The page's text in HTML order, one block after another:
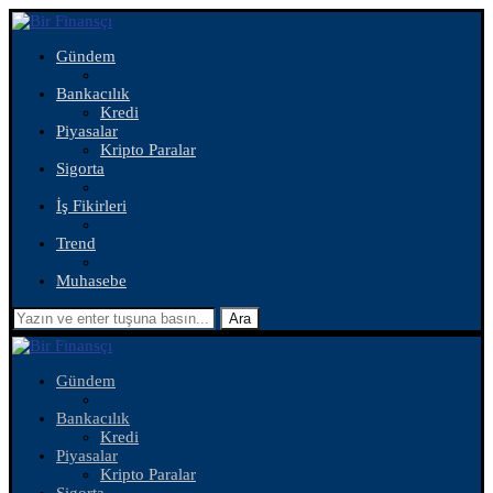
Gündem
Bankacılık
Kredi
Piyasalar
Kripto Paralar
Sigorta
İş Fikirleri
Trend
Muhasebe
Ara
Gündem
Bankacılık
Kredi
Piyasalar
Kripto Paralar